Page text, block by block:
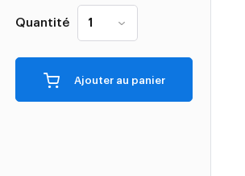
Quantité
Ajouter au panier